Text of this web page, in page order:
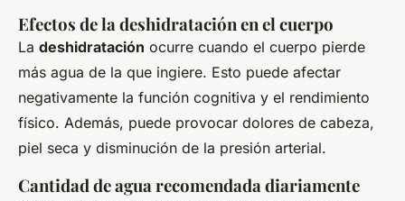
Efectos de la deshidratación en el cuerpo
La deshidratación ocurre cuando el cuerpo pierde
más agua de la que ingiere. Esto puede afectar
negativamente la función cognitiva y el rendimiento
físico. Además, puede provocar dolores de cabeza,
piel seca y disminución de la presión arterial.
Cantidad de agua recomendada diariamente